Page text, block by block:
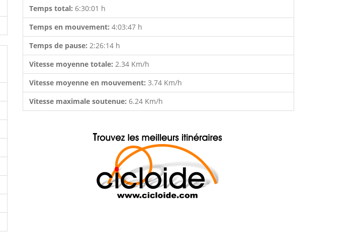
Temps total: 6:30:01 h
Temps en mouvement: 4:03:47 h
Temps de pause: 2:26:14 h
Vitesse moyenne totale: 2.34 Km/h
Vitesse moyenne en mouvement: 3.74 Km/h
Vitesse maximale soutenue: 6.24 Km/h